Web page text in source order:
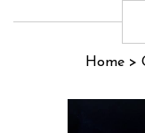
Home >